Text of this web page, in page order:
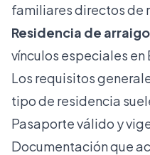
familiares directos de
Residencia de arraigo
vínculos especiales en
Los requisitos
tipo de residencia
Pasaporte válido y
Documentación que